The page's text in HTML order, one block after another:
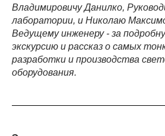
Владимировичу Данилко,
лаборатории, и Николаю
Ведущему инженеру - за
экскурсию и рассказ о самых
разработки и производства
оборудования.